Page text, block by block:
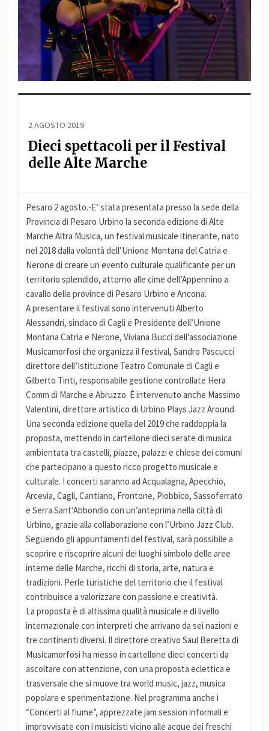
2 AGOSTO 2019
Dieci spettacoli per il Festival
delle Alte Marche
Pesaro 2 agosto.-E’ stata presentata presso la sede della
Provincia di Pesaro Urbino la seconda edizione di Alte
Marche Altra Musica, un festival musicale itinerante, nato
nel 2018 dalla volontà dell’Unione Montana del Catria e
Nerone di creare un evento culturale qualificante per un
territorio splendido, attorno alle cime dell’Appennino a
cavallo delle province di Pesaro Urbino e Ancona.
A presentare il festival sono intervenuti Alberto
Alessandri, sindaco di Cagli e Presidente dell’Unione
Montana Catria e Nerone, Viviana Bucci dell’associazione
Musicamorfosi che organizza il festival, Sandro Pascucci
direttore dell’Istituzione Teatro Comunale di Cagli e
Gilberto Tinti, responsabile gestione controllate Hera
Comm di Marche e Abruzzo. È intervenuto anche Massimo
Valentini, direttore artistico di Urbino Plays Jazz Around.
Una seconda edizione quella del 2019 che raddoppia la
proposta, mettendo in cartellone dieci serate di musica
ambientata tra castelli, piazze, palazzi e chiese dei comuni
che partecipano a questo ricco progetto musicale e
culturale. I concerti saranno ad Acqualagna, Apecchio,
Arcevia, Cagli, Cantiano, Frontone, Piobbico, Sassoferrato
e Serra Sant’Abbondio con un’anteprima nella città di
Urbino, grazie alla collaborazione con l’Urbino Jazz Club.
Seguendo gli appuntamenti del festival, sarà possibile a
scoprire e riscoprire alcuni dei luoghi simbolo delle aree
interne delle Marche, ricchi di storia, arte, natura e
tradizioni. Perle turistiche del territorio che il festival
contribuisce a valorizzare con passione e creatività.
La proposta è di altissima qualità musicale e di livello
internazionale con interpreti che arrivano da sei nazioni e
tre continenti diversi. Il direttore creativo Saul Beretta di
Musicamorfosi ha messo in cartellone dieci concerti da
ascoltare con attenzione, con una proposta eclettica e
trasversale che si muove tra world music, jazz, musica
popolare e sperimentazione. Nel programma anche i
“Concerti al fiume”, apprezzate jam session informali e
improvvisate con i musicisti vicino alle acque dei freschi